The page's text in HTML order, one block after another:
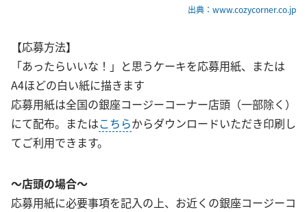
出典：www.cozycorner.co.jp
【応募方法】
「あったらいいな！」と思うケーキを応募用紙、または
A4ほどの白い紙に描きます
応募用紙は全国の銀座コージーコーナー店頭（一部除く）
にて配布。またはこちらからダウンロードいただき印刷し
てご利用できます。
～店頭の場合～
応募用紙に必要事項を記入の上、お近くの銀座コージーコ